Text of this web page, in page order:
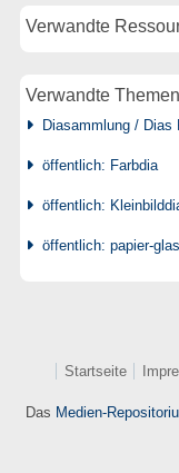
Verwandte
Verwandte
Diasammlung / Dias
öffentlich: Farbdia
öffentlich:
öffentlich: papier-
Startseite
Das Medien-